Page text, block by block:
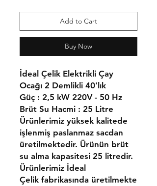
Add to Cart
Buy Now
İdeal Çelik Elektrikli Çay
Ocağı 2 Demlikli 40'lık
Güç : 2,5 kW 220V - 50 Hz
Brüt Su Hacmi : 25 Litre
Ürünlerimiz yüksek kalitede
işlenmiş paslanmaz sacdan
üretilmektedir. Ürünün brüt
su alma kapasitesi 25 litredir.
Ürünlerimiz İdeal
Çelik fabrikasında üretilmekte